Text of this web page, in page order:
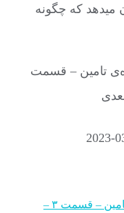
میدهد که چگونه
تامین – قسمت
2023-
پرینت سه بعدی و آینده‌ی زنجیره‌ی تامین – قسمت ۳ –